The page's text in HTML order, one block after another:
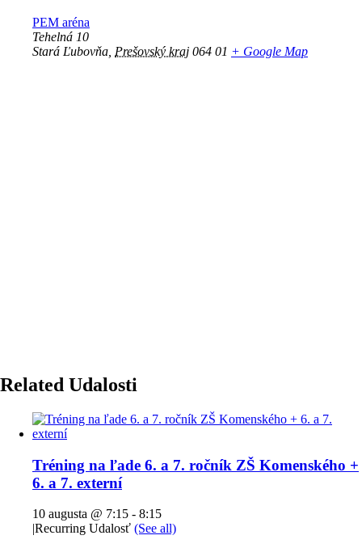
PEM aréna
Tehelná 10
Stará Ľubovňa Prešovský kraj 064 01 + Google Map
Related Udalosti
Tréning na ľade 6. a 7. ročník ZŠ Komenského +
6. a 7. externí
10 augusta @ 7:15 - 8:15
|Recurring Udalosť (See all)